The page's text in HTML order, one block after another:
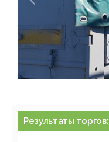
Результаты торгов: